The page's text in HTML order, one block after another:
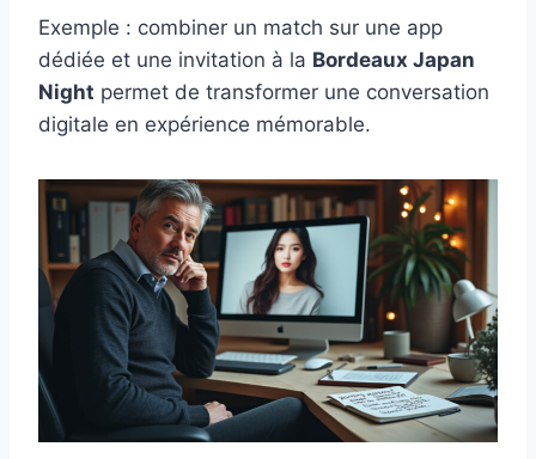
Exemple : combiner un match sur une app
dédiée et une invitation à la Bordeaux Japan
Night permet de transformer une conversation
digitale en expérience mémorable.